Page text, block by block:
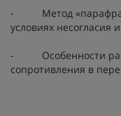
- Метод «парафраз»
условиях несогласия
- Особенности
сопротивления в